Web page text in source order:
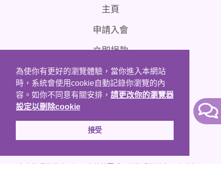
為使你有更好的瀏覽體驗，當你進入本網站
時，系統會使用cookie自動記錄你瀏覽的內
容。如你不同意有關安排， 請更改你的瀏覽器
設定以刪除cookie
接受
主頁
申請入會
立即捐款
聯絡我們
免責條款